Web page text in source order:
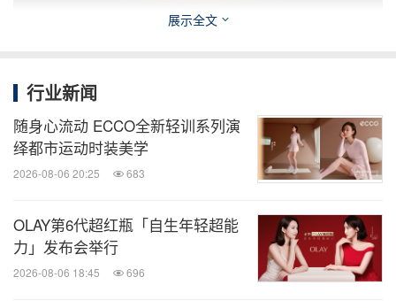
匠心不止于回望，也指向未来。时代加速前行，始祖
走进高山的机会。为山而生，为攀登者而造，是始祖
鸟的初心。基于这一理念，始祖鸟与SKIP团队在
2024年共同设计出MO/GO，作为一款嵌入于Gamma
展示全文
行业新闻
随身心流动 ECCO全新轻训系列演
绎都市运动时装美学
2026-08-06 20:25 683
OLAY第6代超红瓶「自生年轻超能
力」发布会举行
2026-08-06 18:45 696